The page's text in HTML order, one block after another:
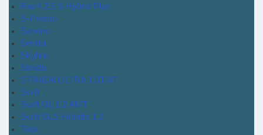
Rav4 2.5 S Hybrid Plus
S-Presso
Saveiro
Sentra
Skyline
Strada
STRADA ULTRA 1.0T AT
Swift
Swift GL 1.2 AMT
Swift GLS Híbrido 1.2
Tiida